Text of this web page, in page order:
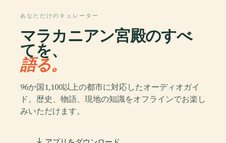
あなただけのキュレーター
マラカニアン宮殿のすべ
てを、
語る。
96か国1,100以上の都市に対応したオーディオガイ
ド。歴史、物語、現地の知識をオフラインでお楽し
みいただけます。